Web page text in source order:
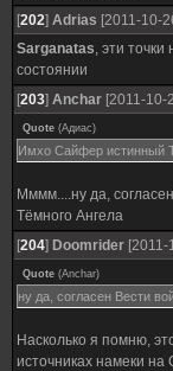
[202] Adrias [2011-10-
Sarganatas, эти
состоянии
[203] Anchar [2011-10-
Quote (Адиас)
Имхо Сайфер истинный
Мммм....ну да,
Тёмного Ангела
[204] Doomrider
Quote (Anchar)
ну да, согласен Вести
Насколько я помню,
источниках намеки